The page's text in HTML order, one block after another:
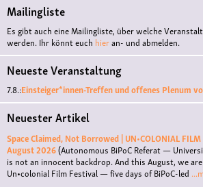
Mailingliste
Es gibt auch eine Mailingliste, über welche
werden. Ihr könnt euch hieran- und abmelden.
Neueste Veranstaltung
7.8.:Einsteiger*innen-Treffen und offenes Plenum
Neuester Artikel
Space Claimed, Not Borrowed | UN•COLONIAL
August 2026(Autonomous BiPoC Referat —
is not an innocent backdrop. And this August, we
Un•colonial Film Festival — five days of BiPoC-led